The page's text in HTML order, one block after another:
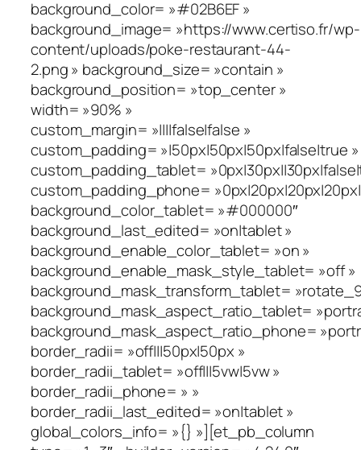
background_color= »#02B6EF »
background_image= »https://www.certiso.fr/wp-
content/uploads/poke-restaurant-44-
2.png » background_size= »contain »
background_position= »top_center »
width= »90% »
custom_margin= »||||false|false »
custom_padding= »|50px|50px|50px|false|true »
custom_padding_tablet=
custom_padding_phone=
background_color_tablet= »#000000″
background_last_edited= »on|tablet »
background_enable_color_tablet= »on »
background_enable_mask_style_tablet= »off »
background_mask_transform_tablet=
background_mask_aspect_ratio_tablet=
background_mask_aspect_ratio_phone=
border_radii= »off|||50px|50px »
border_radii_tablet= »off|||5vw|5vw »
border_radii_phone= » »
border_radii_last_edited= »on|tablet »
global_colors_info= »{} »][et_pb_column